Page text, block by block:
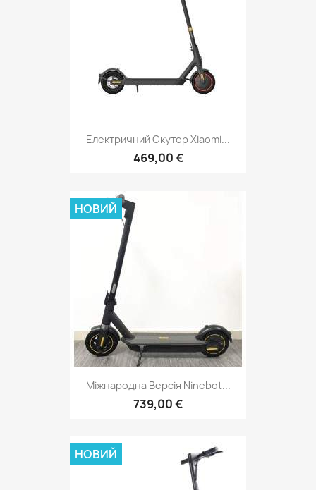
Електричний Скутер Xiaomi...
469,00 €
Міжнародна Версія Ninebot...
739,00 €
НОВИЙ
НОВИЙ